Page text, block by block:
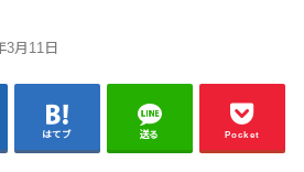
3月11日
はてブ 送る Pocket